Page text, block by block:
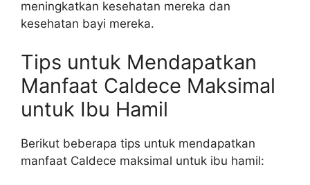
meningkatkan kesehatan mereka dan
kesehatan bayi mereka.
Tips untuk Mendapatkan
Manfaat Caldece Maksimal
untuk Ibu Hamil
Berikut beberapa tips untuk mendapatkan
manfaat Caldece maksimal untuk ibu hamil: